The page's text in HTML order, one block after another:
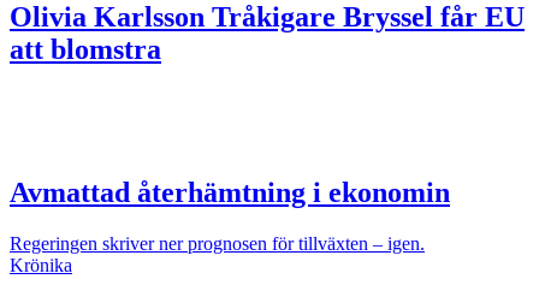
Olivia Karlsson Tråkigare Bryssel får EU
att blomstra
Avmattad återhämtning i ekonomin
Regeringen skriver ner prognosen för tillväxten – igen.
Krönika